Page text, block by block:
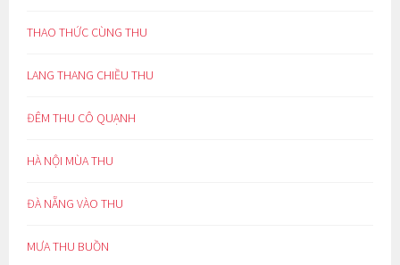
THAO THỨC CÙNG THU
LANG THANG CHIỀU THU
ĐÊM THU CÔ QUẠNH
HÀ NỘI MÙA THU
ĐÀ NẴNG VÀO THU
MƯA THU BUỒN